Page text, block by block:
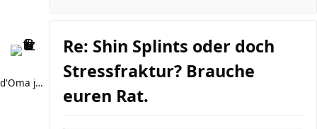
d'Oma joggt
Re: Shin Splints oder doch
Stressfraktur? Brauche
euren Rat.